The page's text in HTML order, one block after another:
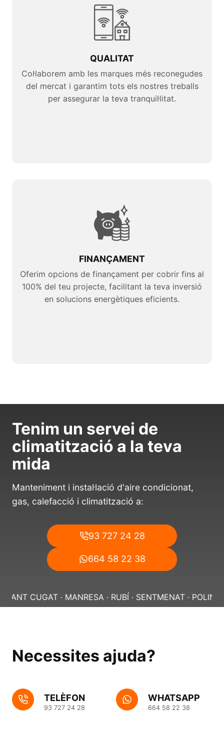
QUALITAT
Col·laborem amb les marques més reconegudes
del mercat i garantim tots els nostres treballs
per assegurar la teva tranquil·litat.
FINANÇAMENT
Oferim opcions de finançament per cobrir fins al
100% del teu projecte, facilitant la teva inversió
en solucions energètiques eficients.
Tenim un servei de
climatització a la teva
mida
Manteniment i instal·lació d'aire condicionat,
gas, calefacció i climatització a:
93 727 24 28
664 58 22 38
CUGAT · MANRESA · RUBÍ · SENTMENAT · POLINYÀ ·
Necessites ajuda?
TELÈFON
93 727 24 28
WHATSAPP
664 58 22 38